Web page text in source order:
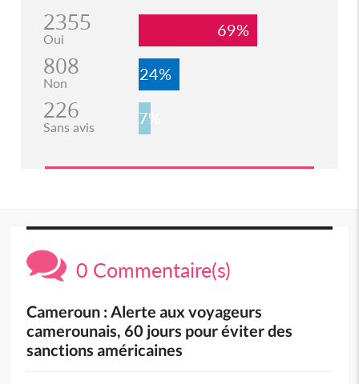
2355
Oui 69%
808
Non 24%
226
Sans avis 7%
0 Commentaire(s)
Cameroun : Alerte aux voyageurs
camerounais, 60 jours pour éviter des
sanctions américaines